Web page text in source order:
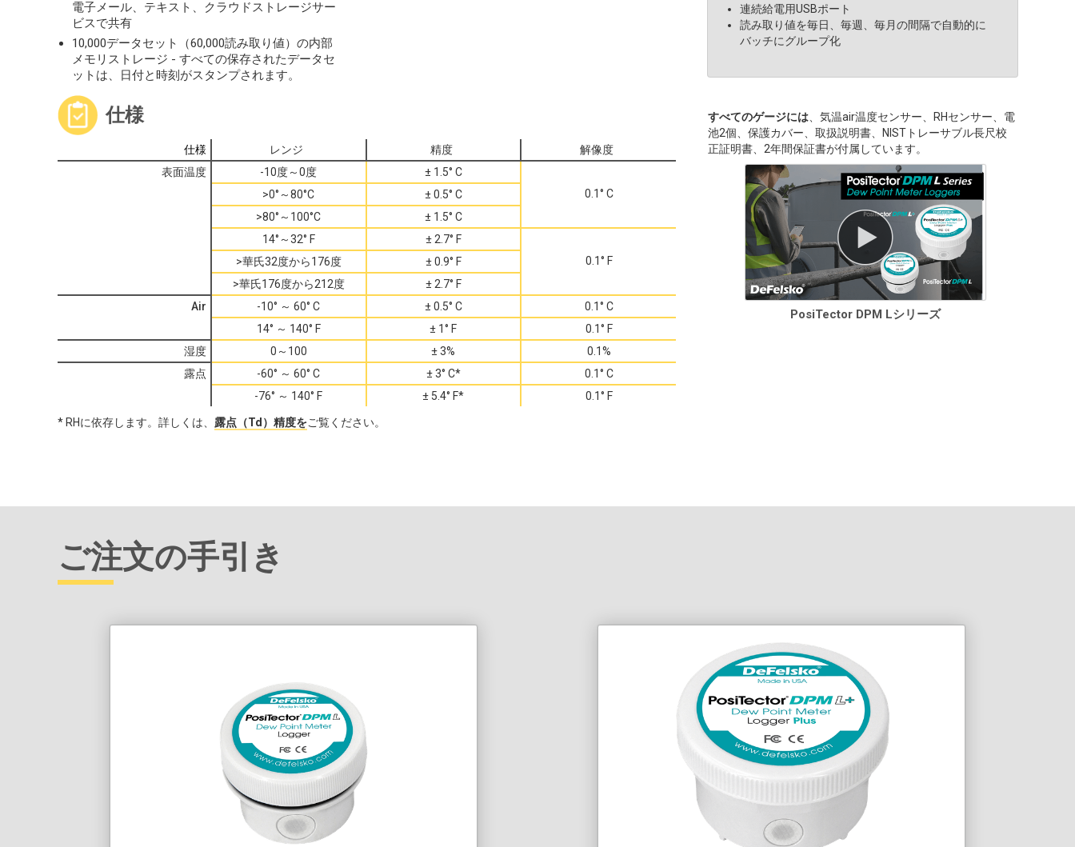
電子メール、テキスト、クラウドストレージサー
ビスで共有
10,000データセット（60,000読み取り値）の内部
メモリストレージ - すべての保存されたデータセ
ットは、日付と時刻がスタンプされます。
仕様
仕様 レンジ 精度
解像度
表面温度
-10度～0度
± 1.5° C
0.1° C
>0°～80°C
>80°～100°C
± 0.5° C
± 1.5° C
14°～32° F
± 2.7° F
>華氏32度から176度
± 0.9° F
>華氏176度から212度
± 2.7° F
0.1° F
± 0.5° C
0.1° C
± 1° F
Air
0.1° F
-76° ～ 140° F
露点
湿度
0.1° C
-10° ～ 60° C
0.1° F
0～100
14° ～ 140° F
-60° ～ 60° C
± 3° C*
± 5.4° F*
± 3% 0.1%
* RHに依存します。詳しくは、 露点（Td）精度をご覧ください。
連続給電用USBポート
読み取り値を毎日、毎週、毎月の間隔で自動的に
バッチにグループ化
すべてのゲージには、気温air温度センサー、RHセンサー、電
池2個、保護カバー、取扱説明書、NISTトレーサブル長尺校
正証明書、2年間保証書が付属しています。
PosiTector DPM Lシリーズ
ご注文の手引き